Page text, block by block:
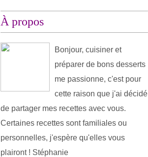
À propos
Bonjour, cuisiner et
préparer de bons desserts
me passionne, c'est pour
cette raison que j'ai décidé
de partager mes recettes avec vous.
Certaines recettes sont familiales ou
personnelles, j'espère qu'elles vous
plairont ! Stéphanie